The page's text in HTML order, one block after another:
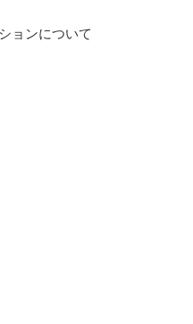
ョンについて